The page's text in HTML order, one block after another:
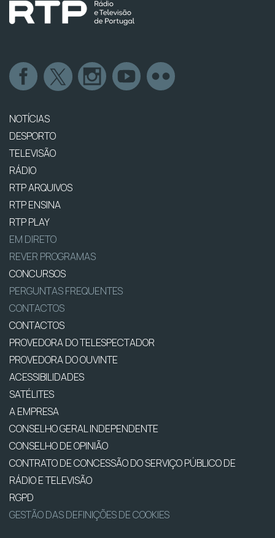
NOTÍCIAS
DESPORTO
TELEVISÃO
RÁDIO
RTP ARQUIVOS
RTP ENSINA
RTP PLAY
EM DIRETO
REVER PROGRAMAS
CONCURSOS
PERGUNTAS FREQUENTES
CONTACTOS
CONTACTOS
PROVEDORA DO TELESPECTADOR
PROVEDORA DO OUVINTE
ACESSIBILIDADES
SATÉLITES
A EMPRESA
CONSELHO GERAL INDEPENDENTE
CONSELHO DE OPINIÃO
CONTRATO DE CONCESSÃO DO SERVIÇO PÚBLICO DE
RÁDIO E TELEVISÃO
RGPD
GESTÃO DAS DEFINIÇÕES DE COOKIES